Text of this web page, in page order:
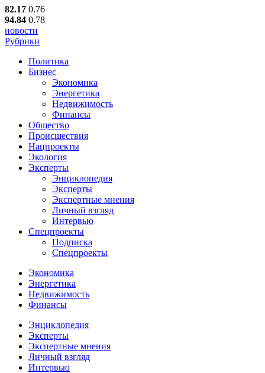
82.17 0.76
94.84 0.78
новости
Рубрики
Политика
Бизнес
Экономика
Энергетика
Недвижимость
Финансы
Общество
Происшествия
Нацпроекты
Экология
Эксперты
Энциклопедия
Эксперты
Экспертные мнения
Личный взгляд
Интервью
Спецпроекты
Подписка
Спецпроекты
Экономика
Энергетика
Недвижимость
Финансы
Энциклопедия
Эксперты
Экспертные мнения
Личный взгляд
Интервью